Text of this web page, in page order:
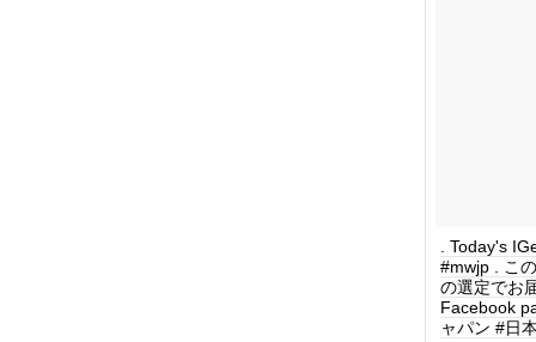
. Today's
#mwjp . こ
の選定でお
Facebook
ャパン #日